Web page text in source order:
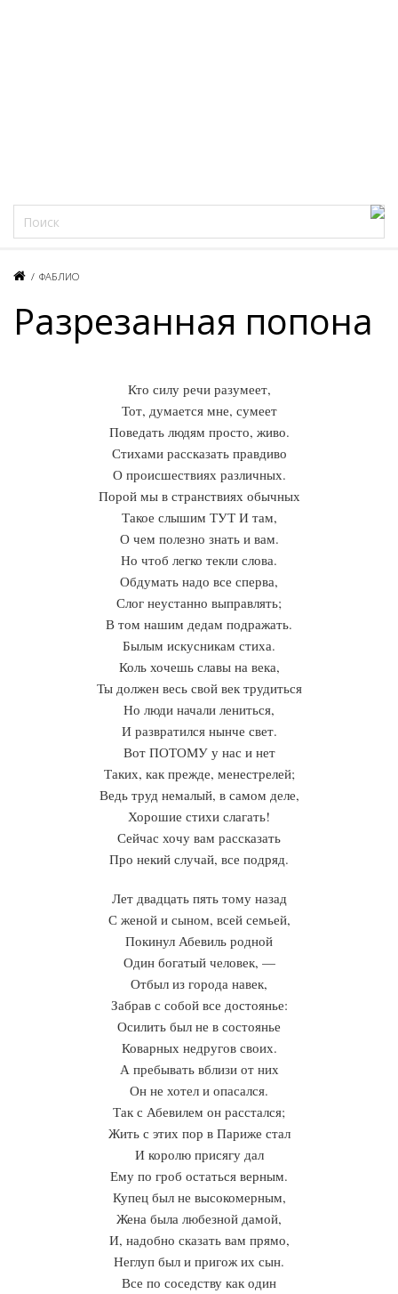
/ ФАБЛИО
Разрезанная попона
Кто силу речи разумеет,
Тот, думается мне, сумеет
Поведать людям просто, живо.
Стихами рассказать правдиво
О происшествиях различных.
Порой мы в странствиях обычных
Такое слышим ТУТ И там,
О чем полезно знать и вам.
Но чтоб легко текли слова.
Обдумать надо все сперва,
Слог неустанно выправлять;
В том нашим дедам подражать.
Былым искусникам стиха.
Коль хочешь славы на века,
Ты должен весь свой век трудиться
Но люди начали лениться,
И развратился нынче свет.
Вот ПОТОМУ у нас и нет
Таких, как прежде, менестрелей;
Ведь труд немалый, в самом деле,
Хорошие стихи слагать!
Сейчас хочу вам рассказать
Про некий случай, все подряд.
Лет двадцать пять тому назад
С женой и сыном, всей семьей,
Покинул Абевиль родной
Один богатый человек, —
Отбыл из города навек,
Забрав с собой все достоянье:
Осилить был не в состоянье
Коварных недругов своих.
А пребывать вблизи от них
Он не хотел и опасался.
Так с Абевилем он расстался;
Жить с этих пор в Париже стал
И королю присягу дал
Ему по гроб остаться верным.
Купец был не высокомерным,
Жена была любезной дамой,
И, надобно сказать вам прямо,
Неглуп был и пригож их сын.
Все по соседству как один